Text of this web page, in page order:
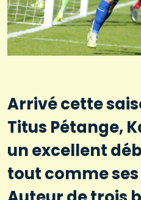
Arrivé cette
Titus Pétange,
un excellent
tout comme